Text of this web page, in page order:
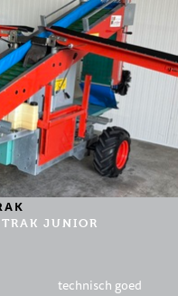
JUNIOR
technisch goed